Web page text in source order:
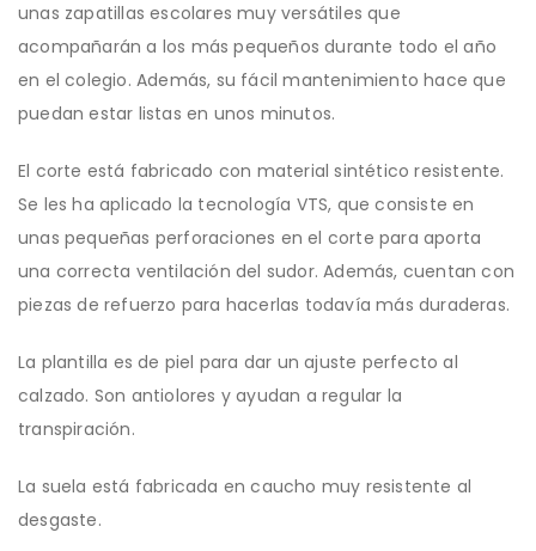
unas zapatillas escolares muy versátiles que
acompañarán a los más pequeños durante todo el año
en el colegio. Además, su fácil mantenimiento hace que
puedan estar listas en unos minutos.
El corte está fabricado con material sintético resistente.
Se les ha aplicado la tecnología VTS, que consiste en
unas pequeñas perforaciones en el corte para aporta
una correcta ventilación del sudor. Además, cuentan con
piezas de refuerzo para hacerlas todavía más duraderas.
La plantilla es de piel para dar un ajuste perfecto al
calzado. Son antiolores y ayudan a regular la
transpiración.
La suela está fabricada en caucho muy resistente al
desgaste.